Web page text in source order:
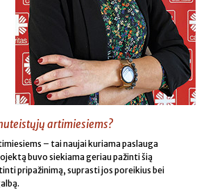
artimiesiems?
– tai naujai kuriama paslauga
buvo siekiama geriau pažinti šią
pripažinimą, suprasti jos poreikius bei